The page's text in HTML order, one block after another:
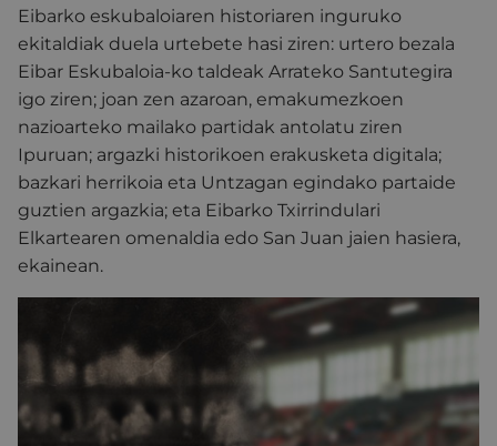
Eibarko eskubaloiaren historiaren inguruko
ekitaldiak duela urtebete hasi ziren: urtero bezala
Eibar Eskubaloia-ko taldeak Arrateko Santutegira
igo ziren; joan zen azaroan, emakumezkoen
nazioarteko mailako partidak antolatu ziren
Ipuruan; argazki historikoen erakusketa digitala;
bazkari herrikoia eta Untzagan egindako partaide
guztien argazkia; eta Eibarko Txirrindulari
Elkartearen omenaldia edo San Juan jaien hasiera,
ekainean.